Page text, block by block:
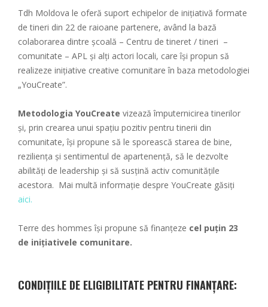
Tdh Moldova le oferă suport echipelor de inițiativă formate
de tineri din 22 de raioane partenere, având la bază
colaborarea dintre școală – Centru de tineret / tineri –
comunitate – APL și alți actori locali, care își propun să
realizeze inițiative creative comunitare în baza metodologiei
„YouCreate”.
Metodologia YouCreate vizează împuternicirea tinerilor
și, prin crearea unui spațiu pozitiv pentru tinerii din
comunitate, își propune să le sporească starea de bine,
reziliența și sentimentul de apartenență, să le dezvolte
abilități de leadership și să susțină activ comunitățile
acestora. Mai multă informație despre YouCreate găsiți
aici.
Terre des hommes își propune să finanțeze cel puțin 23
de inițiativele comunitare.
CONDIȚIILE DE ELIGIBILITATE PENTRU FINANȚARE: